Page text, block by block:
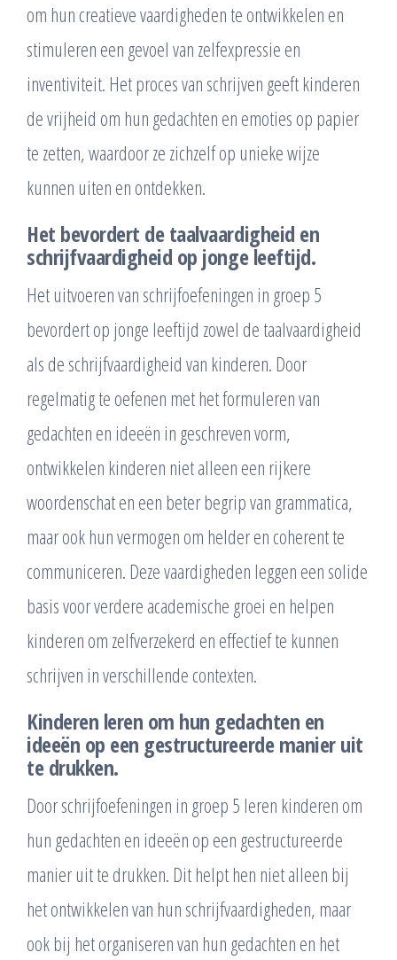
om hun creatieve vaardigheden te ontwikkelen en
stimuleren een gevoel van zelfexpressie en
inventiviteit. Het proces van schrijven geeft kinderen
de vrijheid om hun gedachten en emoties op papier
te zetten, waardoor ze zichzelf op unieke wijze
kunnen uiten en ontdekken.
Het bevordert de taalvaardigheid en
schrijfvaardigheid op jonge leeftijd.
Het uitvoeren van schrijfoefeningen in groep 5
bevordert op jonge leeftijd zowel de taalvaardigheid
als de schrijfvaardigheid van kinderen. Door
regelmatig te oefenen met het formuleren van
gedachten en ideeën in geschreven vorm,
ontwikkelen kinderen niet alleen een rijkere
woordenschat en een beter begrip van grammatica,
maar ook hun vermogen om helder en coherent te
communiceren. Deze vaardigheden leggen een solide
basis voor verdere academische groei en helpen
kinderen om zelfverzekerd en effectief te kunnen
schrijven in verschillende contexten.
Kinderen leren om hun gedachten en
ideeën op een gestructureerde manier uit
te drukken.
Door schrijfoefeningen in groep 5 leren kinderen om
hun gedachten en ideeën op een gestructureerde
manier uit te drukken. Dit helpt hen niet alleen bij
het ontwikkelen van hun schrijfvaardigheden, maar
ook bij het organiseren van hun gedachten en het